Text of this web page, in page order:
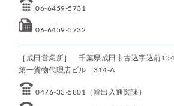
06-6459-5731
06-6459-5732
［成田営業所］ 千葉県成田市古込字込前
第一貨物代理店ビル 314-A
0476-33-5801（輸出入通関課）